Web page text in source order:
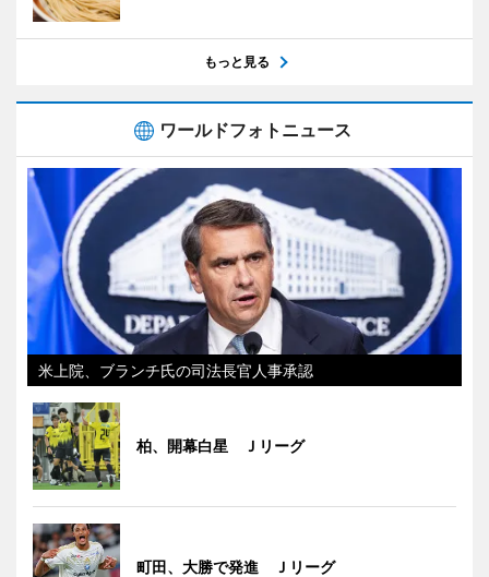
もっと見る
ワールドフォトニュース
米上院、ブランチ氏の司法長官人事承認
柏、開幕白星 Ｊリーグ
町田、大勝で発進 Ｊリーグ